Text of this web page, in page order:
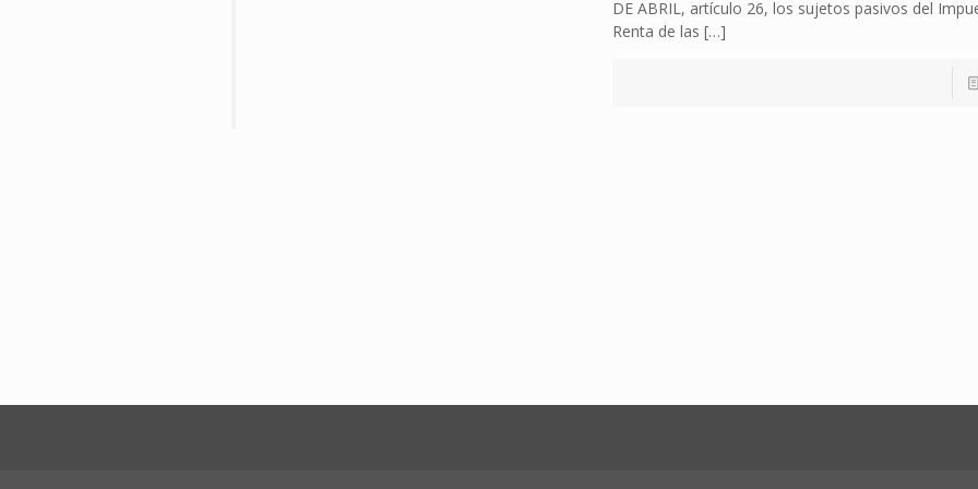
DE ABRIL, artículo 26, los sujetos pasivos del
Renta de las […]